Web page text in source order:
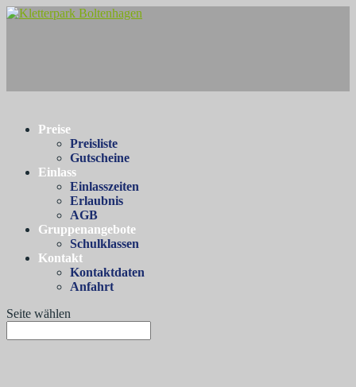
Preise
Preisliste
Gutscheine
Einlass
Einlasszeiten
Erlaubnis
AGB
Gruppenangebote
Schulklassen
Kontakt
Kontaktdaten
Anfahrt
Seite wählen